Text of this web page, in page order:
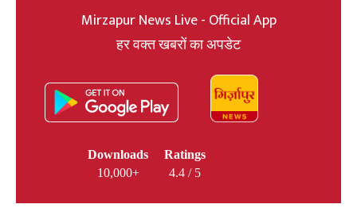
Mirzapur News Live - Official App
हर वक्त खबरों का अपडेट
Downloads
10,000+
Ratings
4.4 / 5